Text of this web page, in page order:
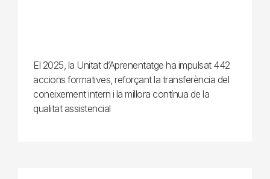
El 2025, la Unitat d’Aprenentatge ha impulsat 442
accions formatives, reforçant la transferència del
coneixement intern i la millora contínua de la
qualitat assistencial